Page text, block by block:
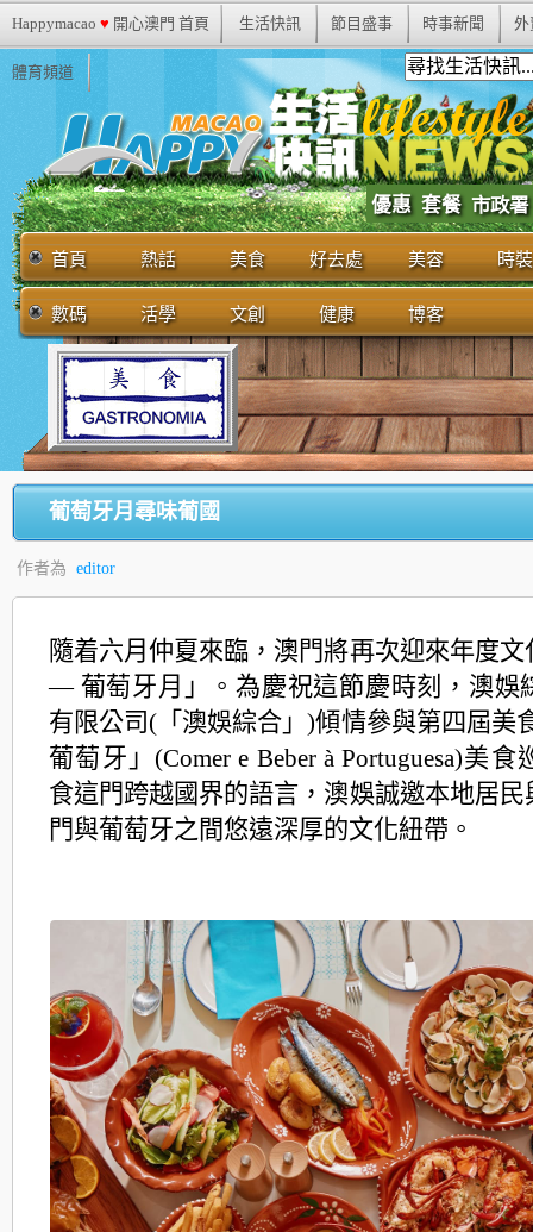
Happymacao ♥ 開心澳門 首頁 生活快訊 節目盛事 時事新聞 外
體育頻道
優惠 套餐 市政署
首頁 熱話 美食 好去處 美容 時裝
數碼 活學 文創 健康 博客
葡萄牙月尋味葡國
作者為 editor
隨着六月仲夏來臨，澳門將再次迎來年度文
— 葡萄牙月」。為慶祝這節慶時刻，澳娛
有限公司(「澳娛綜合」)傾情參與第四屆美
葡萄牙」(Comer e Beber à Portuguesa)美食
食這門跨越國界的語言，澳娛誠邀本地居民
門與葡萄牙之間悠遠深厚的文化紐帶。